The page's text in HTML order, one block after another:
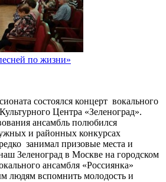
по жизни»
состоялся концерт вокального
Центра «Зеленоград».
ансамбль полюбился
и районных конкурсах
занимал призовые места и
Зеленоград в Москве на городском
ансамбля «Россиянка»
людям вспомнить молодость и